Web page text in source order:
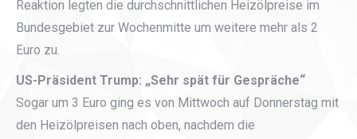
Reaktion legten die durchschnittlichen Heizölpreise im
Bundesgebiet zur Wochenmitte um weitere mehr als 2
Euro zu.
US-Präsident Trump: „Sehr spät für Gespräche“
Sogar um 3 Euro ging es von Mittwoch auf Donnerstag mit
den Heizölpreisen nach oben, nachdem die